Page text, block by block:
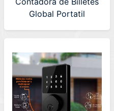
Global Portatil